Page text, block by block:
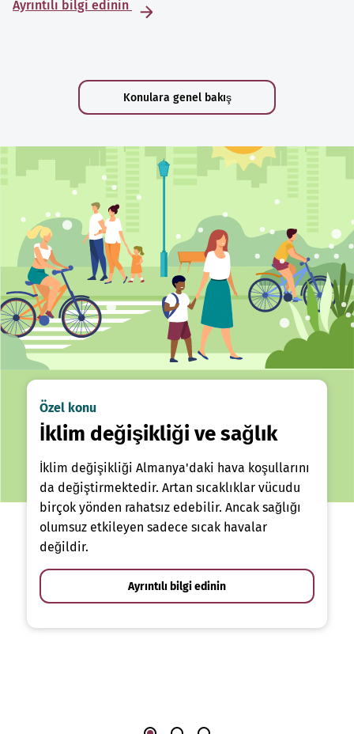
Ayrıntılı bilgi edinin
Konulara genel bakış
Özel konu
İklim değişikliği ve sağlık
İklim değişikliği Almanya'daki hava koşullarını
da değiştirmektedir. Artan sıcaklıklar vücudu
birçok yönden rahatsız edebilir. Ancak sağlığı
olumsuz etkileyen sadece sıcak havalar
değildir.
Ayrıntılı bilgi edinin